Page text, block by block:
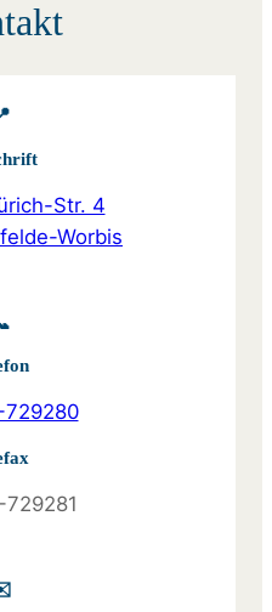
Str. 4
Worbis